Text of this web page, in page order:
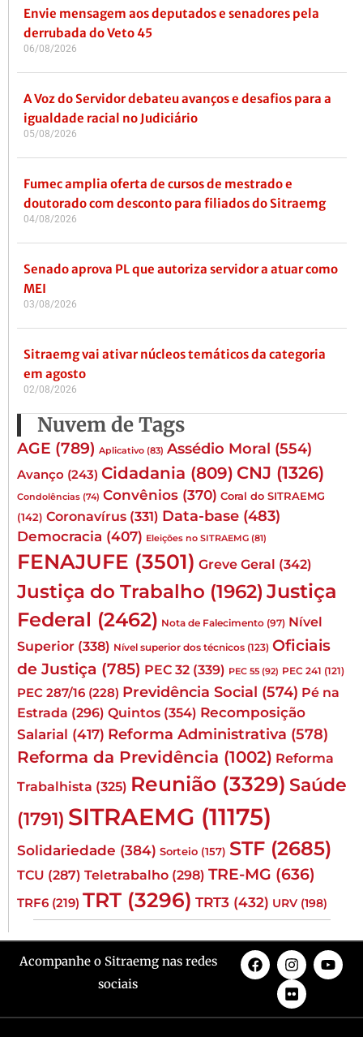
Envie mensagem aos deputados e senadores pela
derrubada do Veto 45
06/08/2026
A Voz do Servidor debateu avanços e desafios para a
igualdade racial no Judiciário
05/08/2026
Fumec amplia oferta de cursos de mestrado e
doutorado com desconto para filiados do Sitraemg
04/08/2026
Senado aprova PL que autoriza servidor a atuar como
MEI
03/08/2026
Sitraemg vai ativar núcleos temáticos da categoria
em agosto
02/08/2026
Nuvem de Tags
AGE (789) Aplicativo (83) Assédio Moral (554)
Avanço (243) Cidadania (809) CNJ (1326)
Condolências (74) Convênios (370) Coral do SITRAEMG
(142) Coronavírus (331) Data-base (483)
Democracia (407) Eleições no SITRAEMG (81)
FENAJUFE (3501) Greve Geral (342)
Justiça do Trabalho (1962) Justiça
Federal (2462) Nota de Falecimento (97) Nível
Superior (338) Nível superior dos técnicos (123) Oficiais
de Justiça (785) PEC 32 (339) PEC 55 (92) PEC 241 (121)
PEC 287/16 (228) Previdência Social (574) Pé na
Estrada (296) Quintos (354) Recomposição
Salarial (417) Reforma Administrativa (578)
Reforma da Previdência (1002) Reforma
Trabalhista (325) Reunião (3329) Saúde
(1791) SITRAEMG (11175)
Solidariedade (384) Sorteio (157) STF (2685)
TCU (287) Teletrabalho (298) TRE-MG (636)
TRF6 (219) TRT (3296) TRT3 (432) URV (198)
Acompanhe o Sitraemg nas redes
sociais